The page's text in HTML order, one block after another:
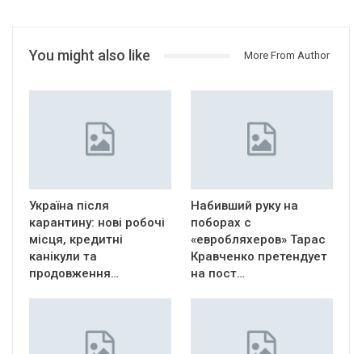
You might also like More From Author
Україна після
карантину: нові робочі
місця, кредитні
канікули та
продовження…
Набивший руку на
поборах с
«евробляхеров» Тарас
Кравченко претендует
на пост…